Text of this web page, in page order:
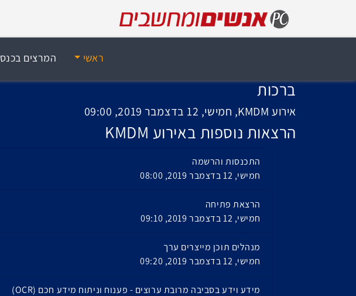
ראשי המרצים בכנס
ברכות
אירוע KMDM, חמישי, 12 בדצמבר 2019, 09:00
הרצאות נוספות באירוע KMDM
התכנסות והרשמה
חמישי, 12 בדצמבר 2019, 08:00
הרצאת פתיחה
חמישי, 12 בדצמבר 2019, 09:10
מנהלים תוכן מייצרים ערך
חמישי, 12 בדצמבר 2019, 09:20
מידע וידע בסביבה מרובת ערוצים - פענוח וניתוח מידע חכם (OCR)